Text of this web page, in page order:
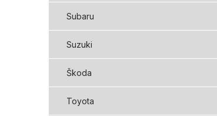
Subaru
Suzuki
Škoda
Toyota